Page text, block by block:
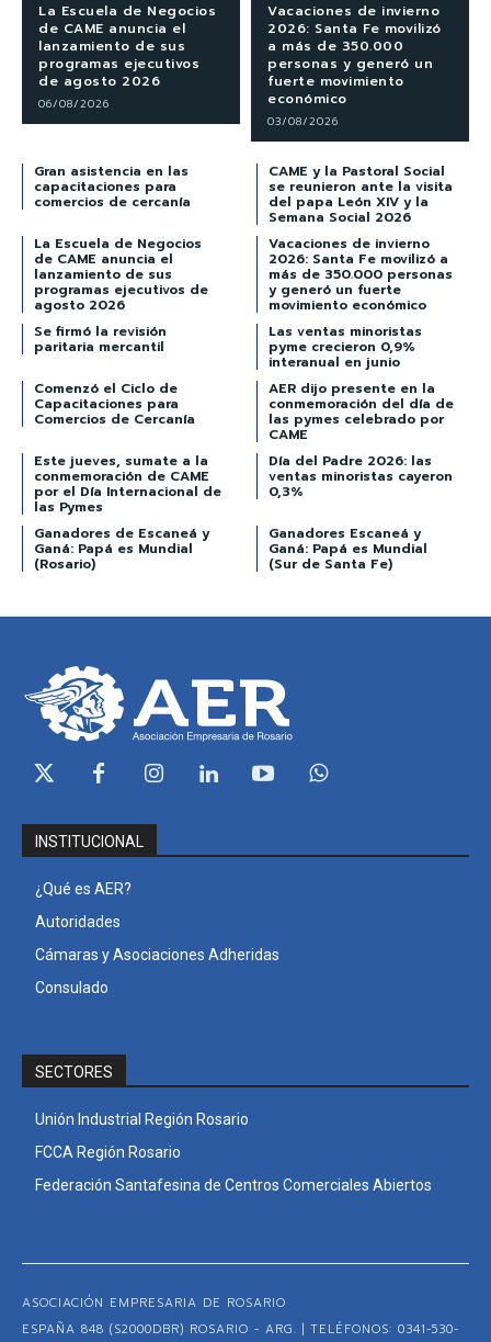
La Escuela de Negocios
de CAME anuncia el
lanzamiento de sus
programas ejecutivos
de agosto 2026
06/08/2026
Vacaciones de invierno
2026: Santa Fe movilizó
a más de 350.000
personas y generó un
fuerte movimiento
económico
03/08/2026
Gran asistencia en las
capacitaciones para
comercios de cercanía
CAME y la Pastoral Social
se reunieron ante la visita
del papa León XIV y la
Semana Social 2026
La Escuela de Negocios
de CAME anuncia el
lanzamiento de sus
programas ejecutivos de
agosto 2026
Vacaciones de invierno
2026: Santa Fe movilizó a
más de 350.000 personas
y generó un fuerte
movimiento económico
Se firmó la revisión
paritaria mercantil
Las ventas minoristas
pyme crecieron 0,9%
interanual en junio
Comenzó el Ciclo de
Capacitaciones para
Comercios de Cercanía
AER dijo presente en la
conmemoración del día de
las pymes celebrado por
CAME
Este jueves, sumate a la
conmemoración de CAME
por el Día Internacional de
las Pymes
Día del Padre 2026: las
ventas minoristas cayeron
0,3%
Ganadores de Escaneá y
Ganá: Papá es Mundial
(Rosario)
Ganadores Escaneá y
Ganá: Papá es Mundial
(Sur de Santa Fe)
INSTITUCIONAL
¿Qué es AER?
Autoridades
Cámaras y Asociaciones Adheridas
Consulado
SECTORES
Unión Industrial Región Rosario
FCCA Región Rosario
Federación Santafesina de Centros Comerciales Abiertos
ASOCIACIÓN EMPRESARIA DE ROSARIO
ESPAÑA 848 (S2000DBR) ROSARIO - ARG. | TELÉFONOS: 0341-530-